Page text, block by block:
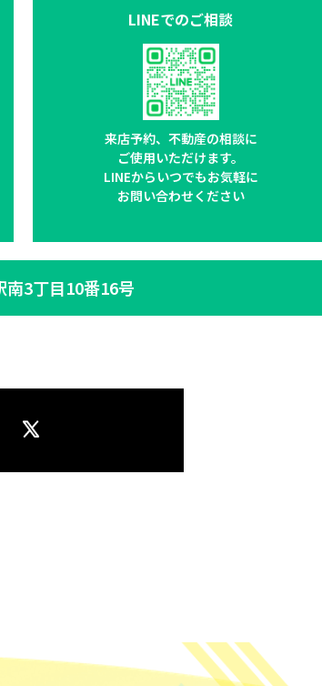
LINEでのご相談
来店予約、不動産の相談に
ご使用いただけます。
LINEからいつでもお気軽に
お問い合わせください
3丁目10番16号